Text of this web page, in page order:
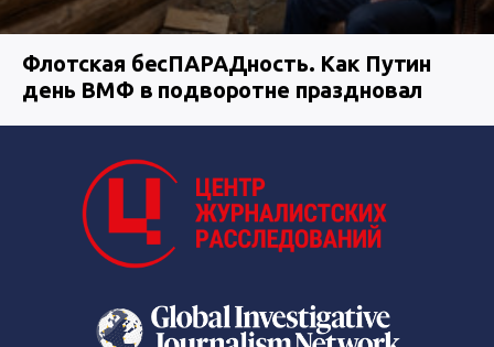
Флотская бесПАРАДность. Как Путин
день ВМФ в подворотне праздновал